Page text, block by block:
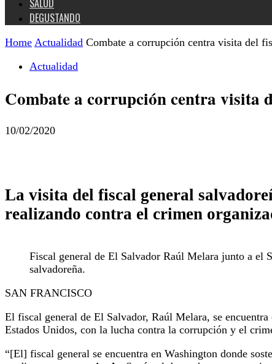
SALUD
DEGUSTANDO
Home Actualidad Combate a corrupción centra visita del
Actualidad
Combate a corrupción centra visita
10/02/2020
La visita del fiscal general
realizando contra el crimen
Fiscal general de El Salvador Raúl Melara junto a el
salvadoreña.
SAN FRANCISCO
El fiscal general de El Salvador, Raúl Melara, se
Estados Unidos, con la lucha contra la corrupción y el
“[El] fiscal general se encuentra en Washington donde